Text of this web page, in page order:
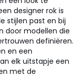
designer rok is
stijlen past en bij
door modellen die
definiëren.
en een
elk uitstapje een
met de